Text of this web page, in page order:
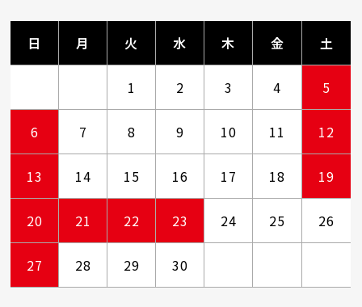
日 月 火 水 木 金 土
1 2 3 4 5
6 7 8 9 10 11 12
13 14 15 16 17 18 19
20 21 22 23 24 25 26
27 28 29 30